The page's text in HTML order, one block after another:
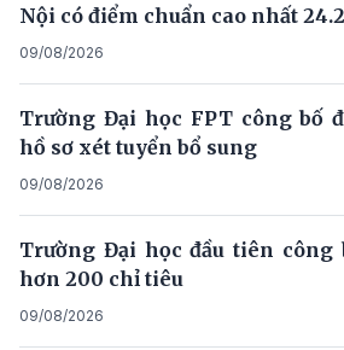
Nội có điểm chuẩn cao nhất
09/08/2026
Trường Đại học FPT công bố
hồ sơ xét tuyển bổ sung
09/08/2026
Trường Đại học đầu tiên công
hơn 200 chỉ tiêu
09/08/2026